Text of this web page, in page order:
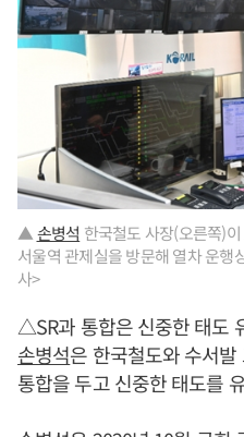
▲손병석 한국철도 사장(오른쪽)
서울역 관제실을 방문해 열차 운행
사>
△SR과 통합은 신중한 태도
손병석은 한국철도와 수서발
통합을 두고 신중한 태도를